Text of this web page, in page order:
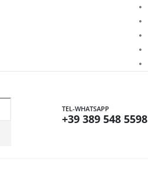
TEL-WHATSAPP
+39 389 548 5598